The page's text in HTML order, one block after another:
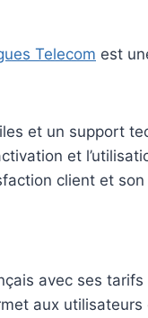
Telecom est
et un support
et
client et
avec ses
aux